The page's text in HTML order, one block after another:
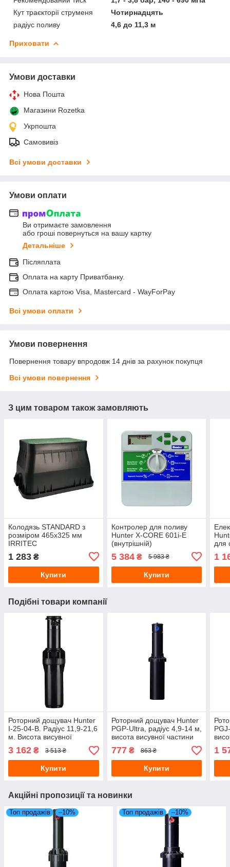
Кут траєкторії струменя
Чотирнадцять
радіус поливу
4,6 до 11,3 м
Приховати
Умови доставки
Нова Пошта
Магазини Rozetka
Укрпошта
Самовивіз
Всі умови доставки
Умови оплати
Ви отримаєте замовлення
або гроші повернуться на вашу картку
Детальніше
Післяплата
Оплата на карту Приватбанку.
Оплата картою Visa, Mastercard - WayForPay
Всі умови оплати
Умови повернення
Повернення товару впродовж 14 днів за рахунок покупця
Всі умови повернення
З цим товаром також замовляють
Колодязь STANDARD з
розміром 465х325 мм
IRRITEC
1 283 ₴
Купити
Контролер для поливу
Hunter X-CORE 601i-E
(внутрішній)
5 384₴ 5 983 ₴
Купити
для
1
Подібні товари компанії
Роторний дощувач Hunter
I-25-04-В. Радіус 11,9-21,6
м. Висота висувної
частини 10 см
3 162 ₴ 3 513 ₴
Купити
Роторний дощувач Hunter
PGP-Ultra, радіус 4,9-14 м,
висота висувної частини
10 см
777₴ 863 ₴
Купити
15
1
Акційні пропозиції та новинки
Топ продажів –10% Топ продажів –10%